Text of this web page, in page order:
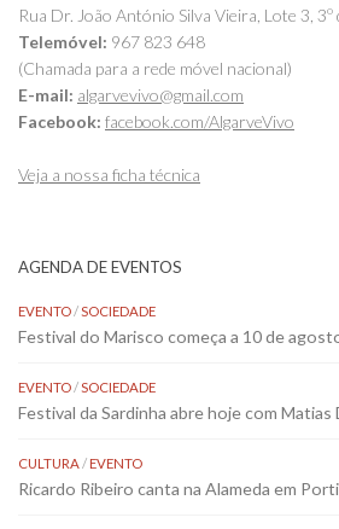
Rua Dr. João António Silva Vieira, Lote 3,
Telemóvel: 967 823 648
(Chamada para a rede móvel nacional)
E-mail: algarvevivo@gmail.com
Facebook: facebook.com/AlgarveVivo
Veja a nossa ficha técnica
AGENDA DE EVENTOS
EVENTO/SOCIEDADE
Festival do Marisco começa a 10 de
EVENTO/SOCIEDADE
Festival da Sardinha abre hoje com Matias
CULTURA/EVENTO
Ricardo Ribeiro canta na Alameda em